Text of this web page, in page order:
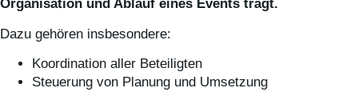
Organisation und Ablauf eines Events trägt.
Dazu gehören insbesondere:
Koordination aller Beteiligten
Steuerung von Planung und Umsetzung